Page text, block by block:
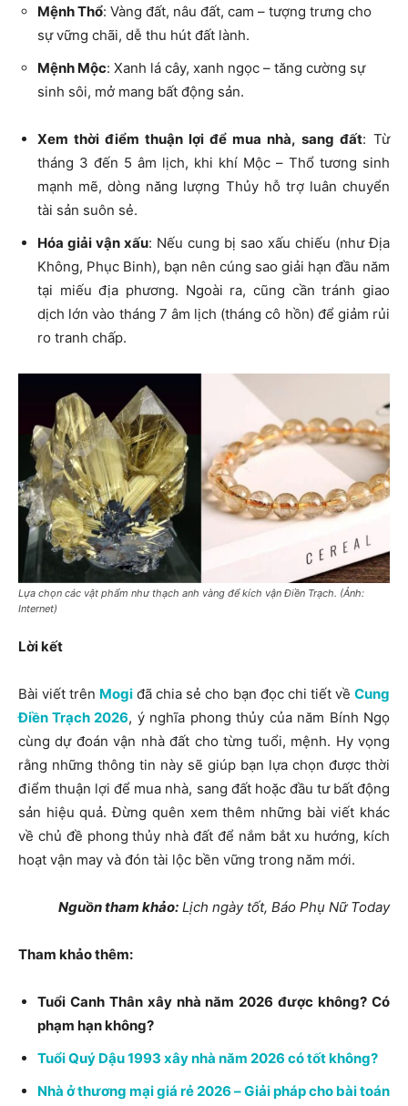
Mệnh Thổ: Vàng đất, nâu đất, cam – tượng trưng cho
sự vững chãi, dễ thu hút đất lành.
Mệnh Mộc: Xanh lá cây, xanh ngọc – tăng cường sự
sinh sôi, mở mang bất động sản.
Xem thời điểm thuận lợi để mua nhà, sang đất: Từ
tháng 3 đến 5 âm lịch, khi khí Mộc – Thổ tương sinh
mạnh mẽ, dòng năng lượng Thủy hỗ trợ luân chuyển
tài sản suôn sẻ.
Hóa giải vận xấu: Nếu cung bị sao xấu chiếu (như Địa
Không, Phục Binh), bạn nên cúng sao giải hạn đầu năm
tại miếu địa phương. Ngoài ra, cũng cần tránh giao
dịch lớn vào tháng 7 âm lịch (tháng cô hồn) để giảm rủi
ro tranh chấp.
Lựa chọn các vật phẩm như thạch anh vàng để kích vận Điền Trạch. (Ảnh:
Internet)
Lời kết
Bài viết trên Mogi đã chia sẻ cho bạn đọc chi tiết về Cung
Điền Trạch 2026, ý nghĩa phong thủy của năm Bính Ngọ
cùng dự đoán vận nhà đất cho từng tuổi, mệnh. Hy vọng
rằng những thông tin này sẽ giúp bạn lựa chọn được thời
điểm thuận lợi để mua nhà, sang đất hoặc đầu tư bất động
sản hiệu quả. Đừng quên xem thêm những bài viết khác
về chủ đề phong thủy nhà đất để nắm bắt xu hướng, kích
hoạt vận may và đón tài lộc bền vững trong năm mới.
Nguồn tham khảo: Lịch ngày tốt, Báo Phụ Nữ Today
Tham khảo thêm:
Tuổi Canh Thân xây nhà năm 2026 được không? Có
phạm hạn không?
Tuổi Quý Dậu 1993 xây nhà năm 2026 có tốt không?
Nhà ở thương mại giá rẻ 2026 – Giải pháp cho bài toán